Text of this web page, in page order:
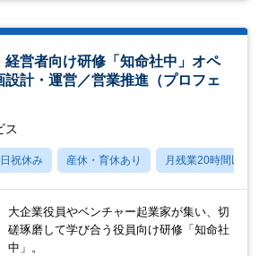
経営者向け研修「知命社中」オペ
設計・運営／営業推進（プロフェ
ス
祝休み 産休・育休あり 月残業20時間以内
大企業役員やベンチャー起業家が集い、切
磋琢磨して学び合う役員向け研修「知命社
中」。